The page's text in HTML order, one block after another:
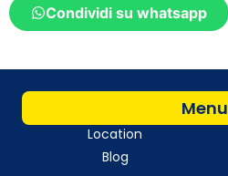
Condividi su whatsapp
Menu
Location
Blog